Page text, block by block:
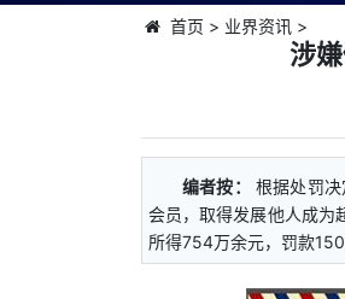
首页 > 业界资讯>
涉
编者按：
根据处罚
会员，取得发展他人成为
所得754万余元，罚款